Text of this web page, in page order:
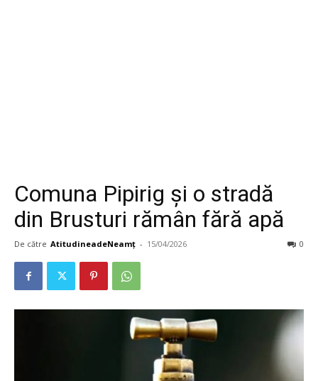
Comuna Pipirig și o stradă
din Brusturi rămân fără apă
De către AtitudineadeNeamț - 15/04/2026 0